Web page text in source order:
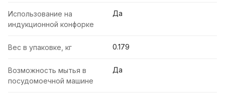
Использование на
индукционной конфорке
Да
Вес в упаковке, кг 0.179
Возможность мытья в
посудомоечной машине
Да